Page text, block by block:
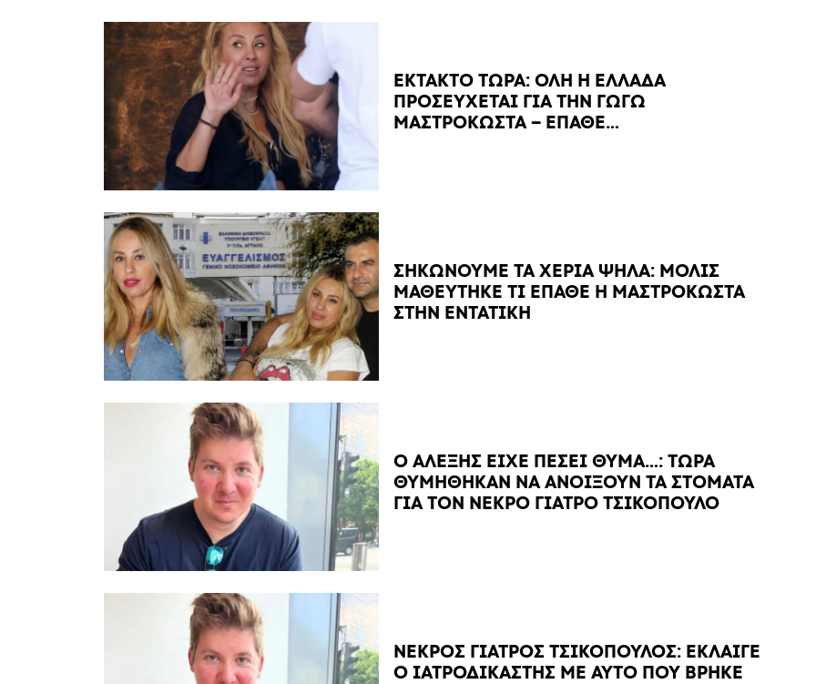
ΕΚΤΑΚΤΟ ΤΩΡΑ: ΟΛΗ Η ΕΛΛΑΔΑ
ΠΡΟΣΕΥΧΕΤΑΙ ΓΙΑ ΤΗΝ ΓΩΓΩ
ΜΑΣΤΡΟΚΩΣΤΑ – ΕΠΑΘΕ…
ΣΗΚΩΝΟΥΜΕ ΤΑ ΧΕΡΙΑ ΨΗΛΑ: ΜΟΛΙΣ
ΜΑΘΕΥΤΗΚΕ ΤΙ ΕΠΑΘΕ Η ΜΑΣΤΡΟΚΩΣΤΑ
ΣΤΗΝ ΕΝΤΑΤΙΚΗ
Ο ΑΛΕΞΗΣ ΕΙΧΕ ΠΕΣΕΙ ΘΥΜΑ…: ΤΩΡΑ
ΘΥΜΗΘΗΚΑΝ ΝΑ ΑΝΟΙΞΟΥΝ ΤΑ ΣΤΟΜΑΤΑ
ΓΙΑ ΤΟΝ ΝΕΚΡΟ ΓΙΑΤΡΟ ΤΣΙΚΟΠΟΥΛΟ
ΝΕΚΡΟΣ ΓΙΑΤΡΟΣ ΤΣΙΚΟΠΟΥΛΟΣ: ΕΚΛΑΙΓΕ
Ο ΙΑΤΡΟΔΙΚΑΣΤΗΣ ΜΕ ΑΥΤΟ ΠΟΥ ΒΡΗΚΕ